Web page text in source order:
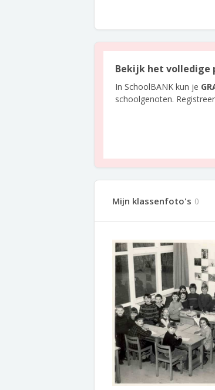
Bekijk het volledige
In SchoolBANK kun je
schoolgenoten.
Mijn klassenfoto's 0